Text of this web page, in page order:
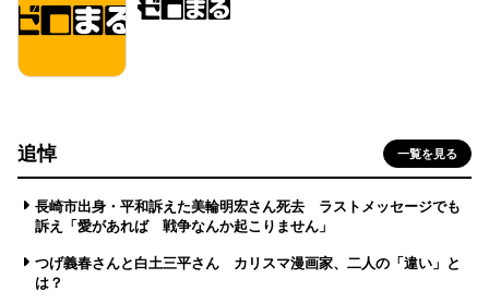
追悼 一覧を見る
長崎市出身・平和訴えた美輪明宏さん死去 ラストメッセージでも
訴え「愛があれば 戦争なんか起こりません」
つげ義春さんと白土三平さん カリスマ漫画家、二人の「違い」と
は？